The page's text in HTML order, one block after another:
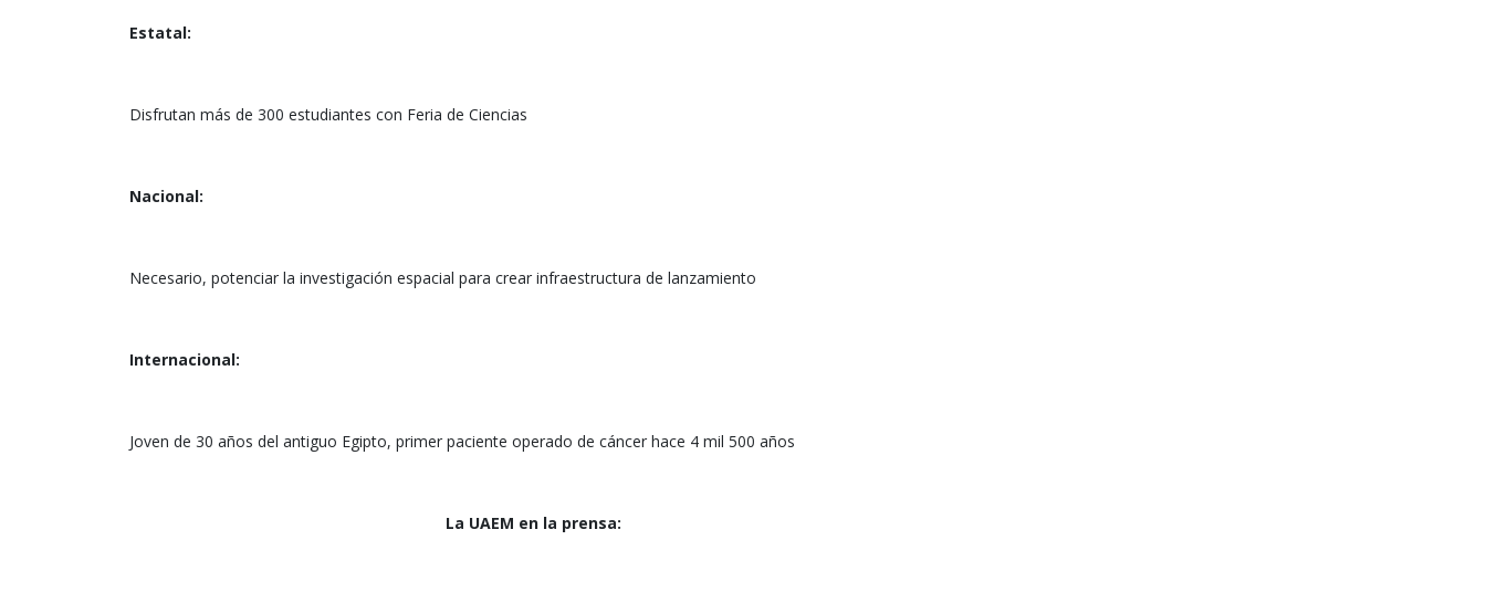
Estatal:
Disfrutan más de 300 estudiantes con Feria de Ciencias
Nacional:
Necesario, potenciar la investigación espacial para crear infraestructura de lanzamiento
Internacional:
Joven de 30 años del antiguo Egipto, primer paciente operado de cáncer hace 4 mil 500 años
La UAEM en la prensa: